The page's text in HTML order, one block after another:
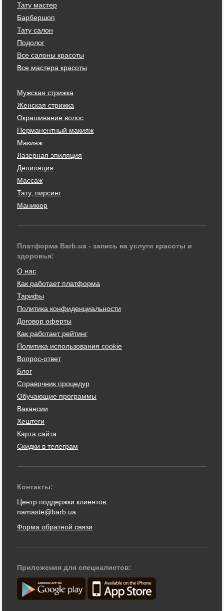
Тату мастер
Барбершоп
Тату салон
Подолог
Все салоны красоты
Все мастера красоты
Мужская стрижка
Женская стрижка
Окрашивание волос
Перманентный макияж
Макияж
Лазерная эпиляция
Депиляция
Массаж
Тату, пирсинг
Маникюр
Платформа Barb.ua - запись на услуги красоты и
здоровья:
О нас
Как работает платформа
Тарифы
Политика конфиденциальности
Договор оферты
Как работает рейтинг
Политика использования cookie
Вопрос-ответ
Блог
Справочник процедур
Обучающие программы
Вакансии
Хештеги
Карта сайта
Скидки в телеграм
Контакты:
Центр поддержки клиентов:
namaste@barb.ua
Форма обратной связи
Приложения для специалистов: